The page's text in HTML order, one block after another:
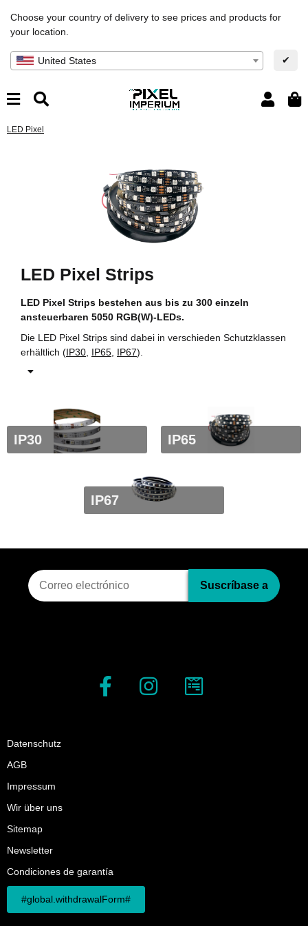
Choose your country of delivery to see prices and products for
your location.
United States ✔
LED Pixel
LED Pixel Strips
LED Pixel Strips bestehen aus bis zu 300 einzeln
ansteuerbaren 5050 RGB(W)-LEDs.
Die LED Pixel Strips sind dabei in verschieden Schutzklassen
erhältlich (IP30 IP65 IP67).
IP30 IP65
IP67
Suscripci?n al bolet?n
Suscríbase a
Datenschutz
AGB
Impressum
Wir über uns
Sitemap
Newsletter
Condiciones de garantía
#global.withdrawalForm#